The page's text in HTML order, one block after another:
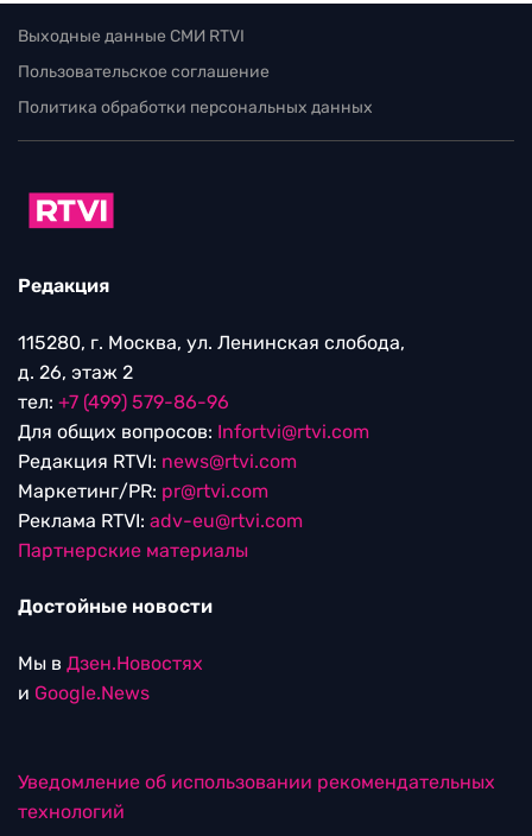
Выходные данные СМИ RTVI
Пользовательское соглашение
Политика обработки персональных данных
Редакция
115280, г. Москва, ул. Ленинская слобода,
д. 26, этаж 2
тел: +7 (499) 579-86-96
Для общих вопросов: Infortvi@rtvi.com
Редакция RTVI: news@rtvi.com
Маркетинг/PR: pr@rtvi.com
Реклама RTVI: adv-eu@rtvi.com
Партнерские материалы
Достойные новости
Мы в Дзен.Новостях
и Google.News
Уведомление об использовании рекомендательных
технологий